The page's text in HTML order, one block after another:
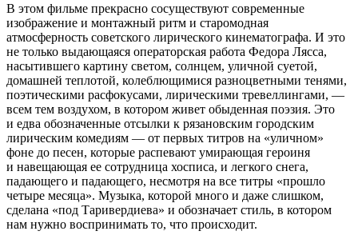
В этом фильме прекрасно сосуществуют современные
изображение и монтажный ритм и старомодная
атмосферность советского лирического кинематографа. И это
не только выдающаяся операторская работа Федора Лясса,
насытившего картину светом, солнцем, уличной суетой,
домашней теплотой, колеблющимися разноцветными тенями,
поэтическими расфокусами, лирическими тревеллингами, —
всем тем воздухом, в котором живет обыденная поэзия. Это
и едва обозначенные отсылки к рязановским городским
лирическим комедиям — от первых титров на «уличном»
фоне до песен, которые распевают умирающая героиня
и навещающая ее сотрудница хосписа, и легкого снега,
падающего и падающего, несмотря на все титры «прошло
четыре месяца». Музыка, которой много и даже слишком,
сделана «под Таривердиева» и обозначает стиль, в котором
нам нужно воспринимать то, что происходит.